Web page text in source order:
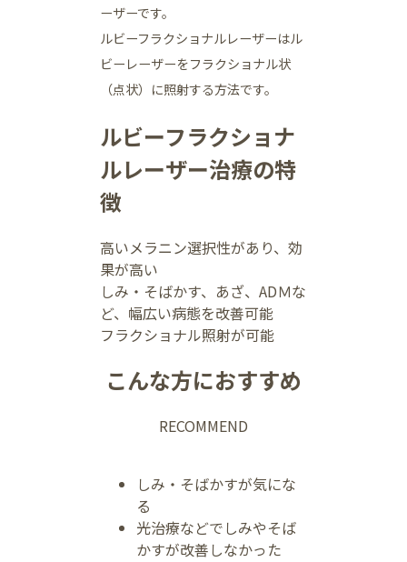
ーザーです。
ルビーフラクショナルレーザーはル
ビーレーザーをフラクショナル状
（点状）に照射する方法です。
ルビーフラクショナ
ルレーザー治療の特
徴
高いメラニン選択性があり、効
果が高い
しみ・そばかす、あざ、ADＭな
ど、幅広い病態を改善可能
フラクショナル照射が可能
こんな方におすすめ
RECOMMEND
しみ・そばかすが気にな
る
光治療などでしみやそば
かすが改善しなかった